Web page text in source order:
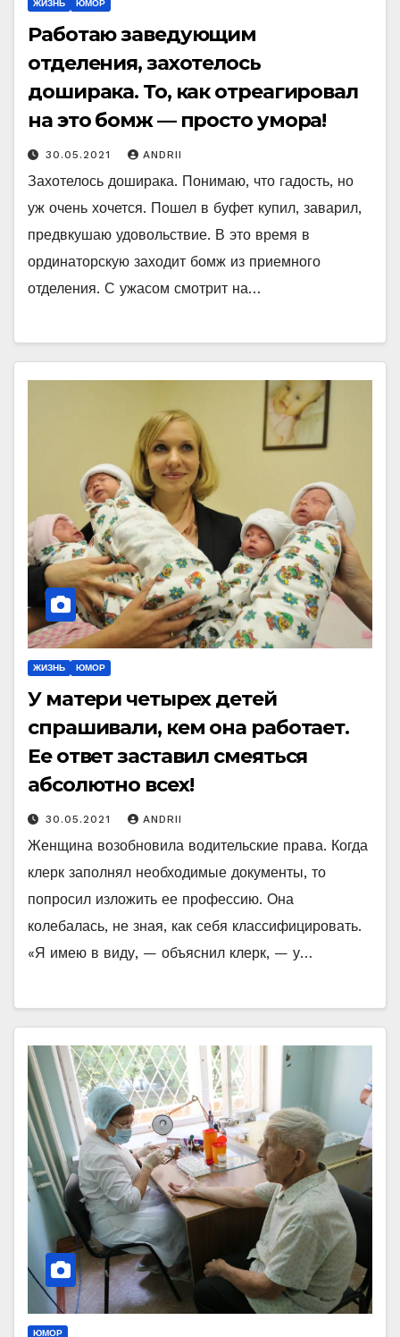
ЖИЗНЬ ЮМОР
Работаю заведующим
отделения, захотелось
доширака. То, как отреагировал
на это бомж — просто умора!
30.05.2021 ANDRII
Захотелось доширака. Понимаю, что гадость, но
уж очень хочется. Пошел в буфет купил, заварил,
предвкушаю удовольствие. В это время в
ординаторскую заходит бомж из приемного
отделения. С ужасом смотрит на…
ЖИЗНЬ ЮМОР
У матери четырех детей
спрашивали, кем она работает.
Ее ответ заставил смеяться
абсолютно всех!
30.05.2021 ANDRII
Женщина возобновила водительские права. Когда
клерк заполнял необходимые документы, то
попросил изложить ее профессию. Она
колебалась, не зная, как себя классифицировать.
«Я имею в виду, — объяснил клерк, — у…
ЮМОР